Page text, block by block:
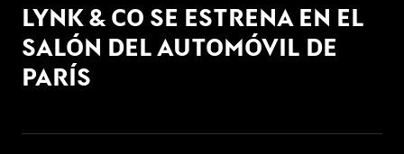
LYNK & CO SE ESTRENA EN EL
SALÓN DEL AUTOMÓVIL DE
PARÍS